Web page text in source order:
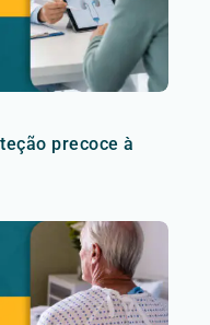
precoce à